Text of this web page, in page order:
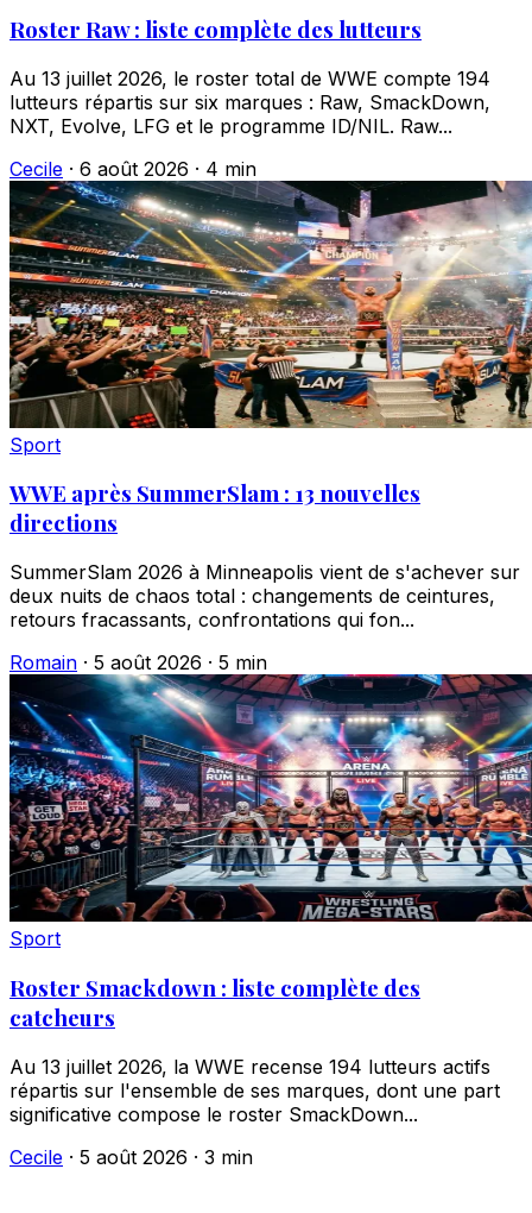
Roster Raw : liste complète des lutteurs
Au 13 juillet 2026, le roster total de WWE compte 194
lutteurs répartis sur six marques : Raw, SmackDown,
NXT, Evolve, LFG et le programme ID/NIL. Raw...
Cecile · 6 août 2026 · 4 min
Sport
WWE après SummerSlam : 13 nouvelles
directions
SummerSlam 2026 à Minneapolis vient de s'achever sur
deux nuits de chaos total : changements de ceintures,
retours fracassants, confrontations qui fon...
Romain · 5 août 2026 · 5 min
Sport
Roster Smackdown : liste complète des
catcheurs
Au 13 juillet 2026, la WWE recense 194 lutteurs actifs
répartis sur l'ensemble de ses marques, dont une part
significative compose le roster SmackDown...
Cecile · 5 août 2026 · 3 min